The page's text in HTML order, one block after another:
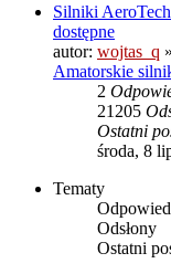
Silniki
dostępne
autor: wojtas_q »
Amatorskie
2
21205
Ostatni
środa, 8
Tematy
Odsłony
Ostatni